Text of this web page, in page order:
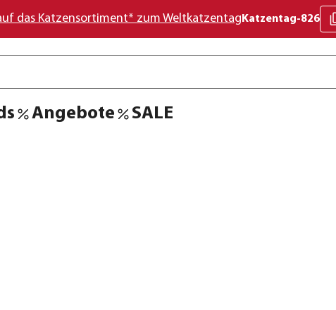
das Katzensortiment* zum Weltkatzentag Katzentag-826
Angebote SALE